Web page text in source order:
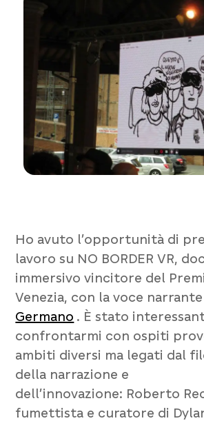
Ho avuto l’opportunità di
lavoro su NO BORDER VR,
immersivo vincitore del
Venezia, con la voce
Germano . È stato
confrontarmi con ospiti
ambiti diversi ma legati dal
della narrazione e
dell’innovazione: Roberto
fumettista e curatore di